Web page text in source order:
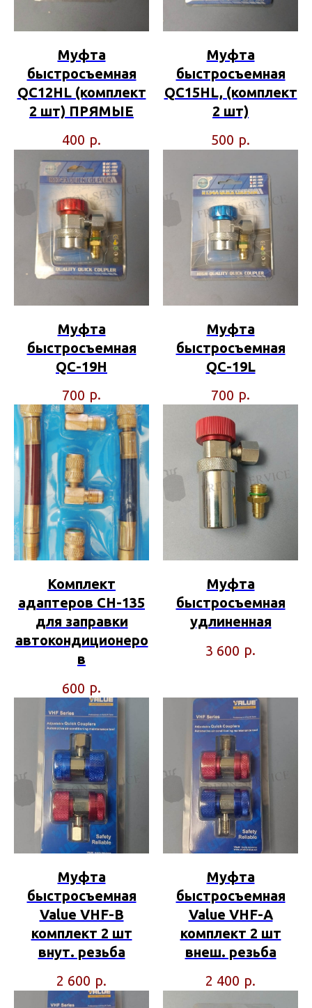
Муфта
быстросъемная
QC12HL (комплект
2 шт) ПРЯМЫЕ
400 р.
Муфта
быстросъемная
QC15HL, (комплект
2 шт)
500 р.
Муфта
быстросъемная
QC-19H
700 р.
Муфта
быстросъемная
QC-19L
700 р.
Комплект
адаптеров CH-135
для заправки
автокондиционеро
в
600 р.
Муфта
быстросъемная
удлиненная
3 600 р.
Муфта
быстросъемная
Value VHF-В
комплект 2 шт
внут. резьба
2 600 р.
Муфта
быстросъемная
Value VHF-А
комплект 2 шт
внеш. резьба
2 400 р.